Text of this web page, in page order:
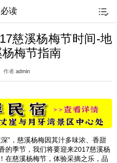
读
慈溪杨梅节时间-地
梅节指南
作者 admin
”， 慈溪杨梅因其汁多味浓、香甜
的季节，我们将要迎来2017慈溪杨
在慈溪杨梅节，体验采摘之乐，品